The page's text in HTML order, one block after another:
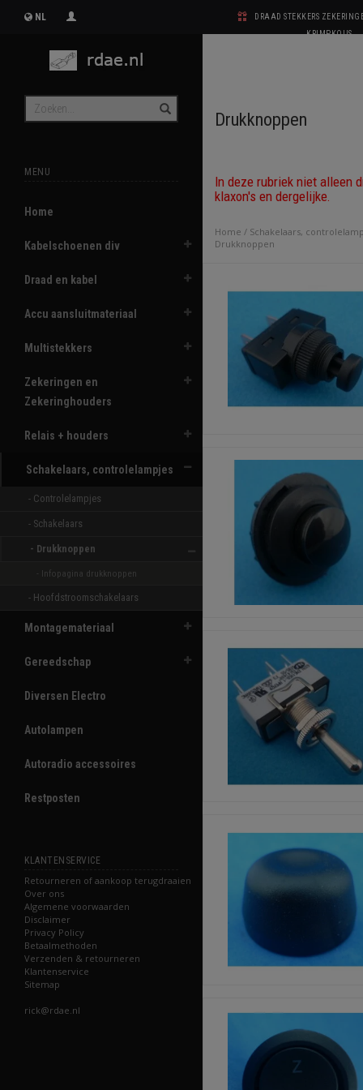
NL
DRAAD STEKKERS
KRIMPKOUS
MENU
Home
Kabelschoenen div
Draad en kabel
Accu aansluitmateriaal
Multistekkers
Zekeringen en
Zekeringhouders
Relais + houders
Schakelaars, controlelampjes
- Controlelampjes
- Schakelaars
- Drukknoppen
- Infopagina drukknoppen
- Hoofdstroomschakelaars
Montagemateriaal
Gereedschap
Diversen Electro
Autolampen
Autoradio accessoires
Restposten
KLANTENSERVICE
Retourneren of aankoop terugdraaien
Over ons
Algemene voorwaarden
Disclaimer
Privacy Policy
Betaalmethoden
Verzenden & retourneren
Klantenservice
Sitemap
rick@rdae.nl
Drukknoppen
In deze rubriek niet alleen
klaxon's en dergelijke.
Home / Schakelaars,
Drukknoppen